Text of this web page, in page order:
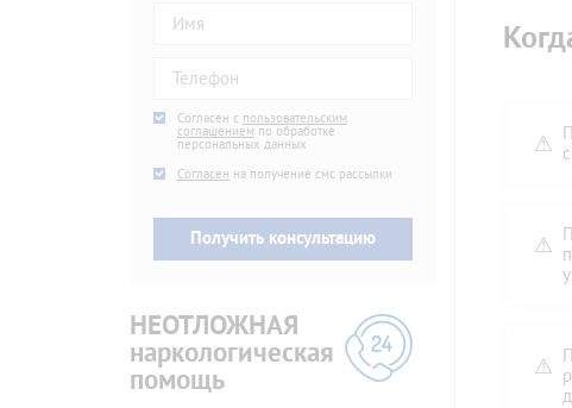
⚠
⚠
⚠
Agree*
Согласен с пользовательским
соглашением по обработке
персональных данных
SMS
Согласен на получение смс рассылки
НЕОТЛОЖНАЯ
наркологическая
помощь